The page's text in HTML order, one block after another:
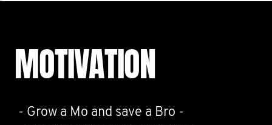
MOTIVATION
- Grow a Mo and save a Bro -